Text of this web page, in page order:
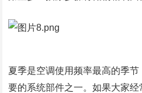
夏季是空调使用频率最高的季
要的系统部件之一。如果大家